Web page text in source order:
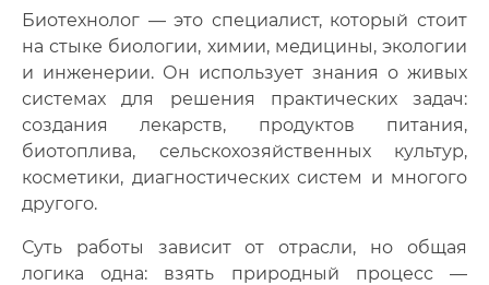
Биотехнолог — это специалист, который стоит
на стыке биологии, химии, медицины, экологии
и инженерии. Он использует знания о живых
системах для решения практических задач:
создания лекарств, продуктов питания,
биотоплива, сельскохозяйственных культур,
косметики, диагностических систем и многого
другого.
Суть работы зависит от отрасли, но общая
логика одна: взять природный процесс —